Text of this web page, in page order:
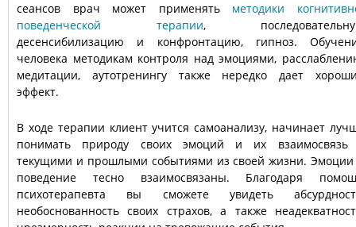
сеансов врач может применять методики
поведенческой терапии,
десенсибилизацию и конфронтацию, гипноз.
человека методикам контроля над эмоциями,
медитации, аутотренингу также нередко дает
эффект.
В ходе терапии клиент учится самоанализу, начинает
понимать природу своих эмоций и их взаимосвязь
текущими и прошлыми событиями из своей жизни.
поведение тесно взаимосвязаны. Благодаря
психотерапевта вы сможете увидеть
необоснованность своих страхов, а также